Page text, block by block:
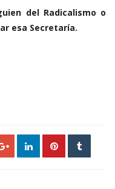
del Radicalismo o
esa Secretaría.